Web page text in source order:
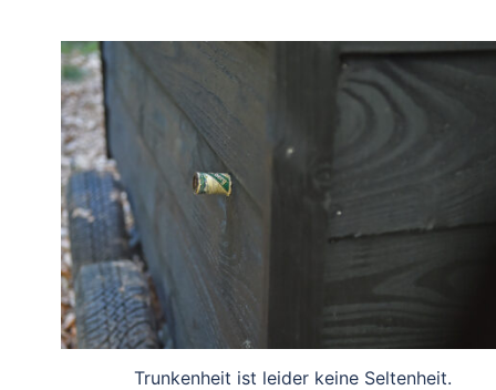
Trunkenheit ist leider keine Seltenheit.